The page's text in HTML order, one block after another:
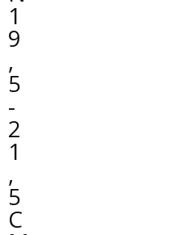
9
,
5
-
2
1
,
5
C
M